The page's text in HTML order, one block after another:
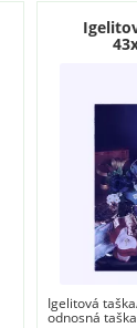
Igelitová
odnosná taška